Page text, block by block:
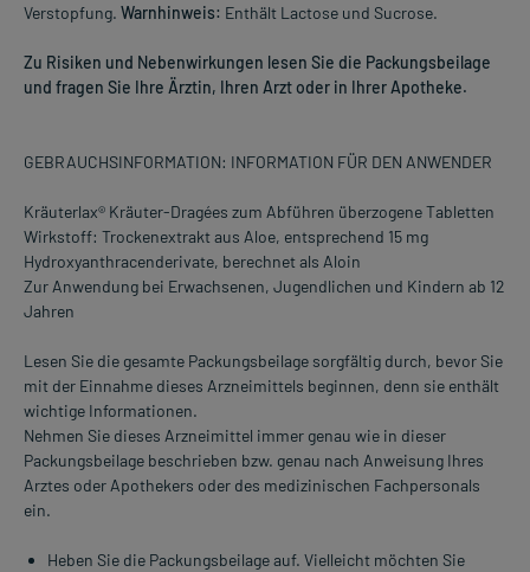
Verstopfung. Warnhinweis: Enthält Lactose und Sucrose.
Zu Risiken und Nebenwirkungen lesen Sie die Packungsbeilage
und fragen Sie Ihre Ärztin, Ihren Arzt oder in Ihrer Apotheke.
GEBRAUCHSINFORMATION: INFORMATION FÜR DEN ANWENDER
Kräuterlax® Kräuter-Dragées zum Abführen überzogene Tabletten
Wirkstoff: Trockenextrakt aus Aloe, entsprechend 15 mg
Hydroxyanthracenderivate, berechnet als Aloin
Zur Anwendung bei Erwachsenen, Jugendlichen und Kindern ab 12
Jahren
Lesen Sie die gesamte Packungsbeilage sorgfältig durch, bevor Sie
mit der Einnahme dieses Arzneimittels beginnen, denn sie enthält
wichtige Informationen.
Nehmen Sie dieses Arzneimittel immer genau wie in dieser
Packungsbeilage beschrieben bzw. genau nach Anweisung Ihres
Arztes oder Apothekers oder des medizinischen Fachpersonals
ein.
Heben Sie die Packungsbeilage auf. Vielleicht möchten Sie